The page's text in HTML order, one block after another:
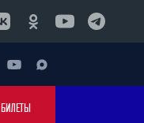
БИЛЕТЫ